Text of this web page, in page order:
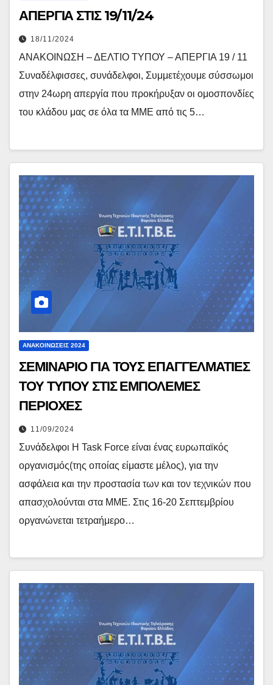
ΑΠΕΡΓΙΑ ΣΤΙΣ 19/11/24
18/11/2024
ΑΝΑΚΟΙΝΩΣΗ – ΔΕΛΤΙΟ ΤΥΠΟΥ – ΑΠΕΡΓΙΑ 19 / 11
Συναδέλφισσες, συνάδελφοι, Συμμετέχουμε σύσσωμοι
στην 24ωρη απεργία που προκήρυξαν οι ομοσπονδίες
του κλάδου μας σε όλα τα ΜΜΕ από τις 5…
ΑΝΑΚΟΙΝΏΣΕΙΣ 2024
ΣΕΜΙΝΑΡΙΟ ΓΙΑ ΤΟΥΣ ΕΠΑΓΓΕΛΜΑΤΙΕΣ
ΤΟΥ ΤΥΠΟΥ ΣΤΙΣ ΕΜΠΟΛΕΜΕΣ
ΠΕΡΙΟΧΕΣ
11/09/2024
Συνάδελφοι Η Task Force είναι ένας ευρωπαϊκός
οργανισμός(της οποίας είμαστε μέλος), για την
ασφάλεια και την προστασία των και τον τεχνικών που
απασχολούνται στα ΜΜΕ. Στις 16-20 Σεπτεμβρίου
οργανώνεται τετραήμερο…